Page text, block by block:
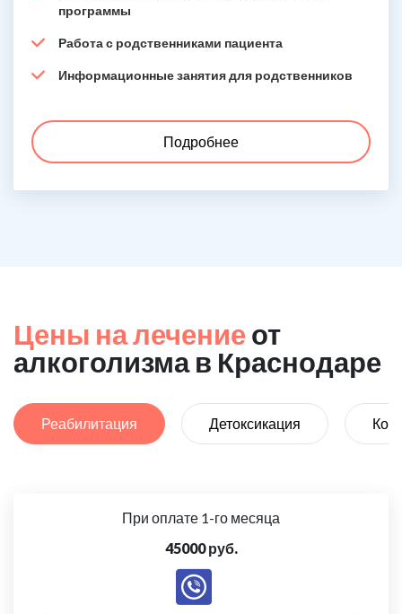
программы
Работа с родственниками пациента
Информационные занятия для родственников
Подробнее
Цены на лечение от
алкоголизма в Краснодаре
Реабилитация Детоксикация
При оплате 1-го месяца
45000 руб.